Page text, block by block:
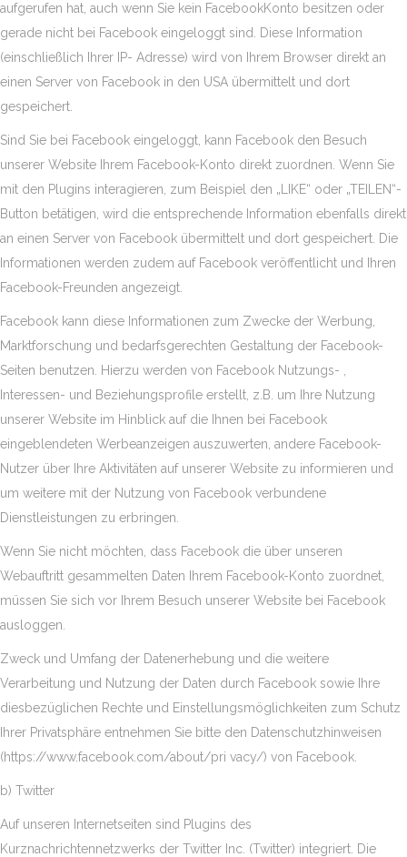
aufgerufen hat, auch wenn Sie kein FacebookKonto besitzen oder
gerade nicht bei Facebook eingeloggt sind. Diese Information
(einschließlich Ihrer IP- Adresse) wird von Ihrem Browser direkt an
einen Server von Facebook in den USA übermittelt und dort
gespeichert.
Sind Sie bei Facebook eingeloggt, kann Facebook den Besuch
unserer Website Ihrem Facebook-Konto direkt zuordnen. Wenn Sie
mit den Plugins interagieren, zum Beispiel den „LIKE“ oder „TEILEN“-
Button betätigen, wird die entsprechende Information ebenfalls direkt
an einen Server von Facebook übermittelt und dort gespeichert. Die
Informationen werden zudem auf Facebook veröffentlicht und Ihren
Facebook-Freunden angezeigt.
Facebook kann diese Informationen zum Zwecke der Werbung,
Marktforschung und bedarfsgerechten Gestaltung der Facebook-
Seiten benutzen. Hierzu werden von Facebook Nutzungs- ,
Interessen- und Beziehungsprofile erstellt, z.B. um Ihre Nutzung
unserer Website im Hinblick auf die Ihnen bei Facebook
eingeblendeten Werbeanzeigen auszuwerten, andere Facebook-
Nutzer über Ihre Aktivitäten auf unserer Website zu informieren und
um weitere mit der Nutzung von Facebook verbundene
Dienstleistungen zu erbringen.
Wenn Sie nicht möchten, dass Facebook die über unseren
Webauftritt gesammelten Daten Ihrem Facebook-Konto zuordnet,
müssen Sie sich vor Ihrem Besuch unserer Website bei Facebook
ausloggen.
Zweck und Umfang der Datenerhebung und die weitere
Verarbeitung und Nutzung der Daten durch Facebook sowie Ihre
diesbezüglichen Rechte und Einstellungsmöglichkeiten zum Schutz
Ihrer Privatsphäre entnehmen Sie bitte den Datenschutzhinweisen
(https://www.facebook.com/about/pri vacy/) von Facebook.
b) Twitter
Auf unseren Internetseiten sind Plugins des
Kurznachrichtennetzwerks der Twitter Inc. (Twitter) integriert. Die